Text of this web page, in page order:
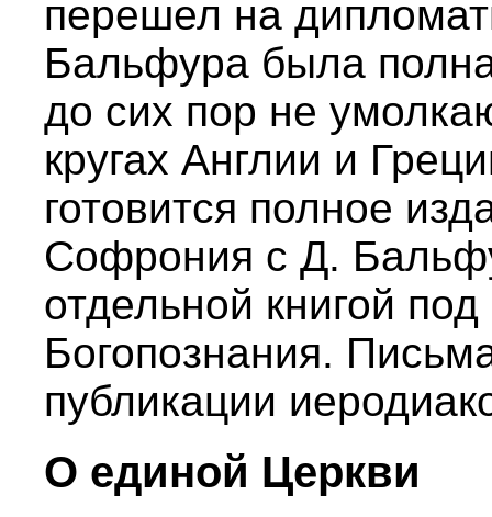
перешел на
Бальфура была
до сих пор не
кругах Англии и
готовится полное
Софрония с Д.
отдельной книгой
Богопознания.
публикации
О единой Церкви